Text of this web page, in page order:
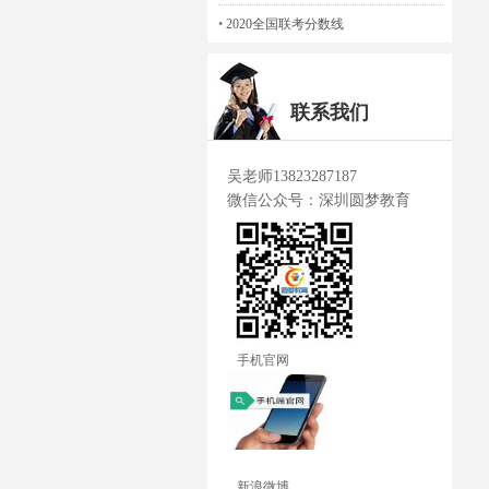
• 2020全国联考分数线
联系我们
吴老师13823287187
微信公众号：深圳圆梦教育
手机官网
新浪微博